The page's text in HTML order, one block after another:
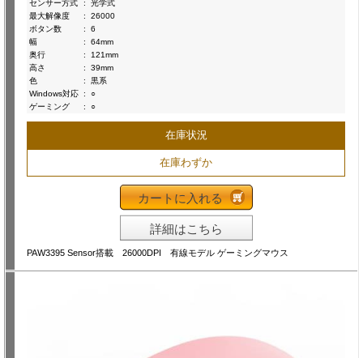
センサー方式 :
光学式
最大解像度
:
26000
ボタン数
:
6
幅
:
64mm
奥行
:
121mm
高さ
:
39mm
色
:
黒系
Windows対応 :
○
ゲーミング
: ○
在庫状況
在庫わずか
カートに入れる
詳細はこちら
PAW3395 Sensor搭載 26000DPI 有線モデル ゲーミングマウス